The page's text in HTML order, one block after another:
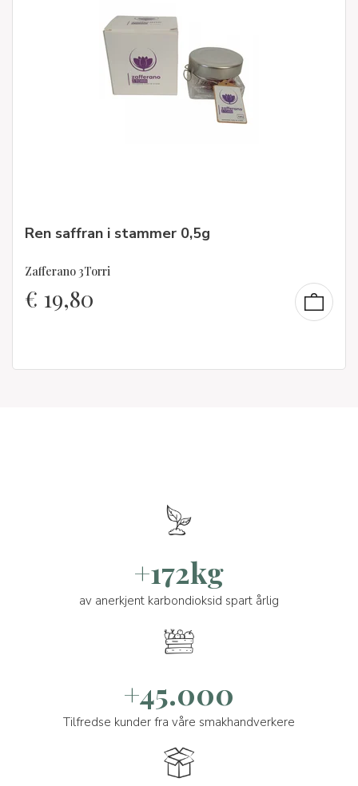
Ren saffran i stammer 0,5g
Zafferano 3Torri
€ 19,80
+172kg
av anerkjent karbondioksid spart årlig
+45.000
Tilfredse kunder fra våre smakhandverkere